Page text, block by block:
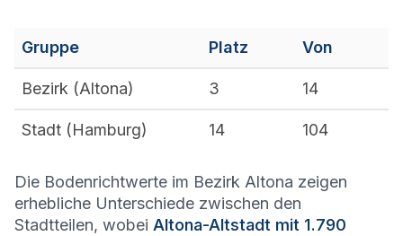
Gruppe Platz Von
Bezirk (Altona) 3 14
Stadt (Hamburg) 14 104
Die Bodenrichtwerte im Bezirk Altona zeigen
erhebliche Unterschiede zwischen den
Stadtteilen, wobei Altona-Altstadt mit 1.790